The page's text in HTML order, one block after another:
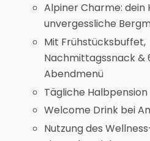
Alpiner Charme: dein
unvergessliche
Mit Frühstücksbuffet,
Nachmittagssnack &
Abendmenü
Tägliche Halbpension
Welcome Drink bei
Nutzung des